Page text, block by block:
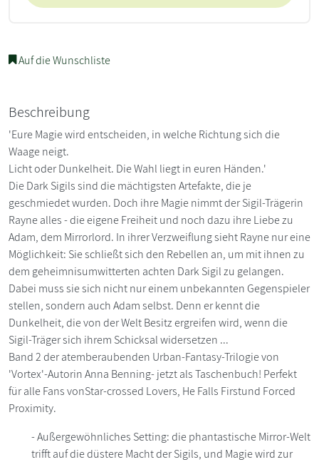
Auf die Wunschliste
Beschreibung
'Eure Magie wird entscheiden, in welche Richtung sich die
Waage neigt.
Licht oder Dunkelheit. Die Wahl liegt in euren Händen.'
Die Dark Sigils sind die mächtigsten Artefakte, die je
geschmiedet wurden. Doch ihre Magie nimmt der Sigil-Trägerin
Rayne alles - die eigene Freiheit und noch dazu ihre Liebe zu
Adam, dem Mirrorlord. In ihrer Verzweiflung sieht Rayne nur eine
Möglichkeit: Sie schließt sich den Rebellen an, um mit ihnen zu
dem geheimnisumwitterten achten Dark Sigil zu gelangen.
Dabei muss sie sich nicht nur einem unbekannten Gegenspieler
stellen, sondern auch Adam selbst. Denn er kennt die
Dunkelheit, die von der Welt Besitz ergreifen wird, wenn die
Sigil-Träger sich ihrem Schicksal widersetzen ...
Band 2 der atemberaubenden Urban-Fantasy-Trilogie von
'Vortex'-Autorin Anna Benning- jetzt als Taschenbuch! Perfekt
für alle Fans vonStar-crossed Lovers, He Falls Firstund Forced
Proximity.
- Außergewöhnliches Setting: die phantastische Mirror-Welt
trifft auf die düstere Macht der Sigils, und Magie wird zur